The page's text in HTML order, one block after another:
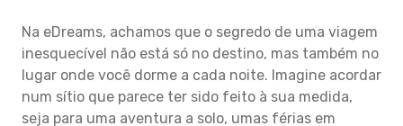
Na eDreams, achamos que o segredo de uma viagem
inesquecível não está só no destino, mas também no
lugar onde você dorme a cada noite. Imagine acordar
num sítio que parece ter sido feito à sua medida,
seja para uma aventura a solo, umas férias em